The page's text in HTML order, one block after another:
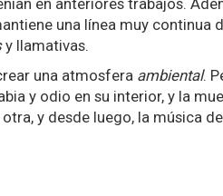
en anteriores trabajos.
una línea muy continua
y llamativas.
una atmosfera ambiental.
y odio en su interior, y la
y desde luego, la música de